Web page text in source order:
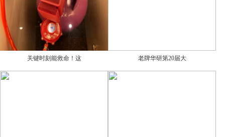
关键时刻能救命！这 老牌华研第20届大